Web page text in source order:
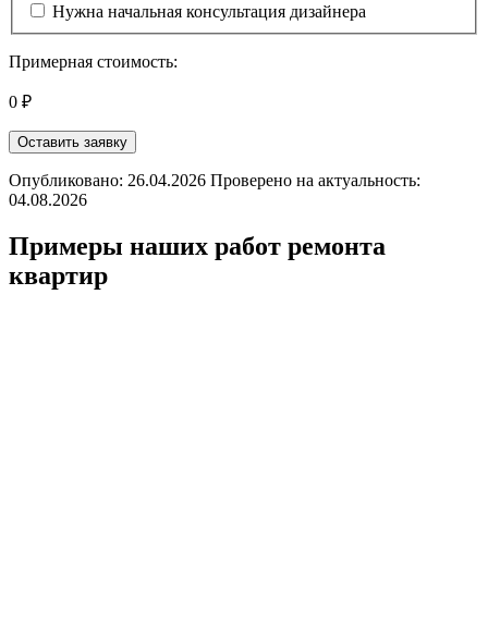
Нужна начальная консультация дизайнера
Примерная стоимость:
0 ₽
Оставить заявку
Опубликовано: 26.04.2026 Проверено на актуальность:
04.08.2026
Примеры наших работ ремонта
квартир